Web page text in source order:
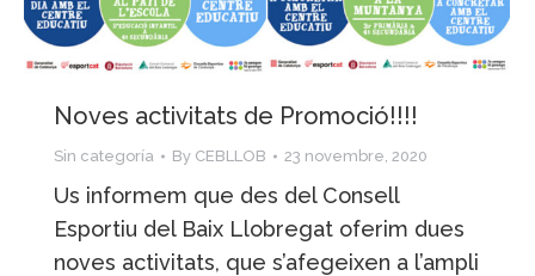
Noves activitats de Promoció!!!!
Sin categoría By CEBLLOB 23 novembre, 2020
Us informem que des del Consell
Esportiu del Baix Llobregat oferim dues
noves activitats, que s’afegeixen a l’ampli